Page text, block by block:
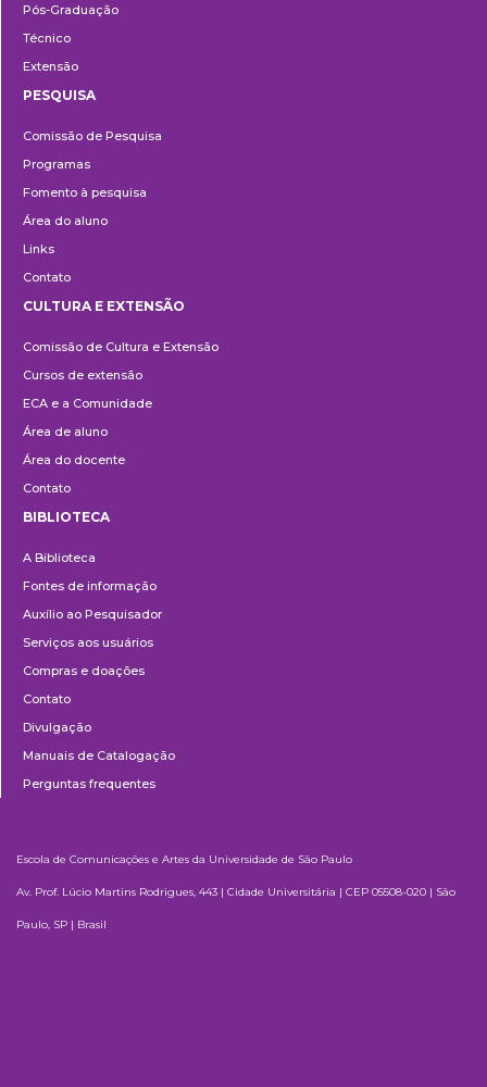
Pós-Graduação
Técnico
Extensão
PESQUISA
Comissão de Pesquisa
Programas
Fomento à pesquisa
Área do aluno
Links
Contato
e
Extensão
CULTURA E EXTENSÃO
Comissão de Cultura e Extensão
Cursos de extensão
ECA e a Comunidade
Área de aluno
Área do docente
Contato
BIBLIOTECA
A Biblioteca
Fontes de informação
Auxílio ao Pesquisador
Serviços aos usuários
Compras e doações
Contato
Divulgação
Manuais de Catalogação
Perguntas frequentes
Escola de Comunicações e Artes da Universidade de São Paulo
Av. Prof. Lúcio Martins Rodrigues, 443 | Cidade Universitária | CEP 05508-020 | São
Paulo, SP | Brasil